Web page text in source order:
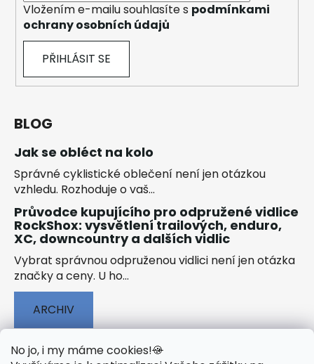
No jo, i my máme cookies!🍪
Vložením e-mailu souhlasíte s podmínkami
ochrany osobních údajů
PŘIHLÁSIT SE
BLOG
Jak se obléct na kolo
Správné cyklistické oblečení není jen otázkou
vzhledu. Rozhoduje o vaš...
Průvodce kupujícího pro odpružené vidlice
RockShox: vysvětlení trailových, enduro,
XC, downcountry a dalších vidlic
Vybrat správnou odpruženou vidlici není jen otázka
značky a ceny. U ho...
ARCHIV